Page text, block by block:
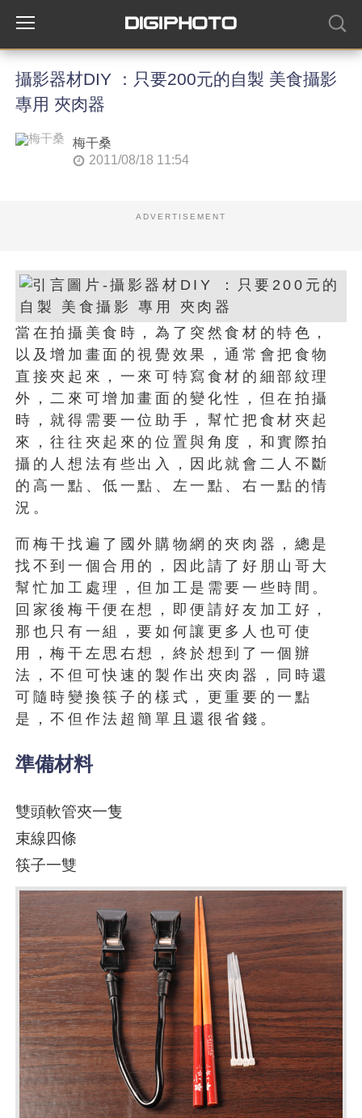
攝影器材DIY ：只要200元的自製 美食攝影
專用 夾肉器
梅干桑
2011/08/18 11:54
ADVERTISEMENT
當在拍攝美食時，為了突然食材的特色，
以及增加畫面的視覺效果，通常會把食物
直接夾起來，一來可特寫食材的細部紋理
外，二來可增加畫面的變化性，但在拍攝
時，就得需要一位助手，幫忙把食材夾起
來，往往夾起來的位置與角度，和實際拍
攝的人想法有些出入，因此就會二人不斷
的高一點、低一點、左一點、右一點的情
況。
而梅干找遍了國外購物網的夾肉器，總是
找不到一個合用的，因此請了好朋山哥大
幫忙加工處理，但加工是需要一些時間。
回家後梅干便在想，即便請好友加工好，
那也只有一組，要如何讓更多人也可使
用，梅干左思右想，終於想到了一個辦
法，不但可快速的製作出夾肉器，同時還
可隨時變換筷子的樣式，更重要的一點
是，不但作法超簡單且還很省錢。
準備材料
雙頭軟管夾一隻
束線四條
筷子一雙